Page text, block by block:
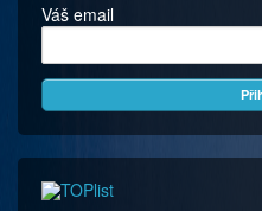
Váš email